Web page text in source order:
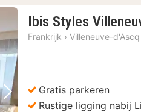
Volgende foto
Ibis Styles
Frankrijk › Villeneuve-d'Ascq
Gratis parkeren
Rustige ligging nabij